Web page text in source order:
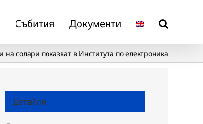
Събития Документи
солари показват в Института по електроника
Детайли